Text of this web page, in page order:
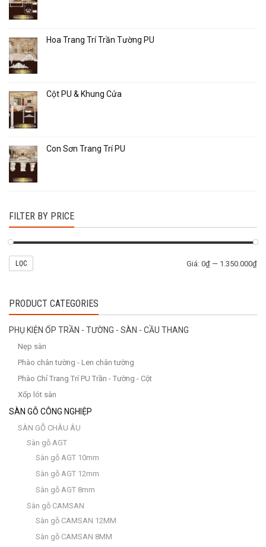
Hoa Trang Trí Trần Tường PU
Cột PU & Khung Cửa
Con Sơn Trang Trí PU
FILTER BY PRICE
LỌC Giá: 0₫ — 1.350.000₫
PRODUCT CATEGORIES
PHỤ KIỆN ỐP TRẦN - TƯỜNG - SÀN - CẦU THANG
Nẹp sàn
Phào chân tường - Len chân tường
Phào Chỉ Trang Trí PU Trần - Tường - Cột
Xốp lót sàn
SÀN GỖ CÔNG NGHIỆP
SÀN GỖ CHÂU ÂU
Sàn gỗ AGT
Sàn gỗ AGT 10mm
Sàn gỗ AGT 12mm
Sàn gỗ AGT 8mm
Sàn gỗ CAMSAN
Sàn gỗ CAMSAN 12MM
Sàn gỗ CAMSAN 8MM